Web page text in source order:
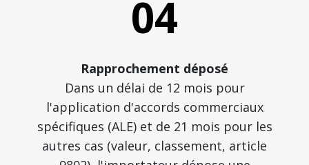
04
Rapprochement déposé
Dans un délai de 12 mois pour
l'application d'accords commerciaux
spécifiques (ALE) et de 21 mois pour les
autres cas (valeur, classement, article